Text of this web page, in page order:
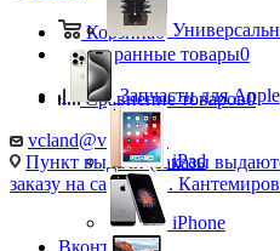
Корзина0
Избранные товары0
Сравнение товаров0
vcland@vcland.ru
Пункт выдачи (заказы
заказу на сайте), ул.
Вконтакте
Запчасти для Apple
iPad
iPhone